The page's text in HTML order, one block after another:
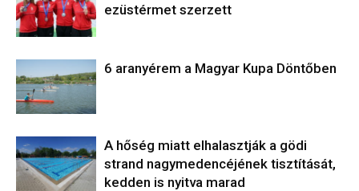
ezüstérmet szerzett
6 aranyérem a Magyar Kupa Döntőben
A hőség miatt elhalasztják a gödi
strand nagymedencéjének tisztítását,
kedden is nyitva marad